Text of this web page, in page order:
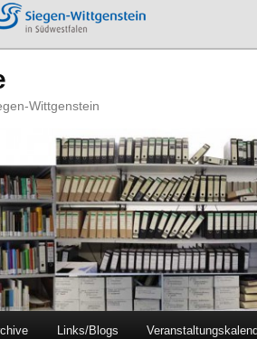
Wittgenstein
Links/Blogs